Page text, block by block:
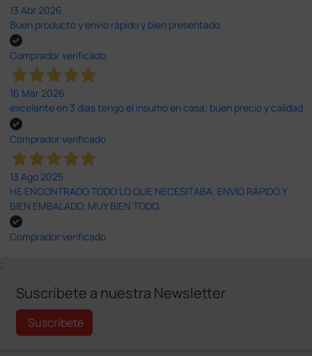
13 Abr 2026
Buen producto y envío rápido y bien presentado
Comprador verificado
16 Mar 2026
excelente en 3 días tengo el insumo en casa, buen precio y calidad
Comprador verificado
13 Ago 2025
HE ENCONTRADO TODO LO QUE NECESITABA. ENVÍO RÁPIDO Y
BIEN EMBALADO. MUY BIEN TODO.
Comprador verificado
;
Suscríbete a nuestra Newsletter
Suscríbete